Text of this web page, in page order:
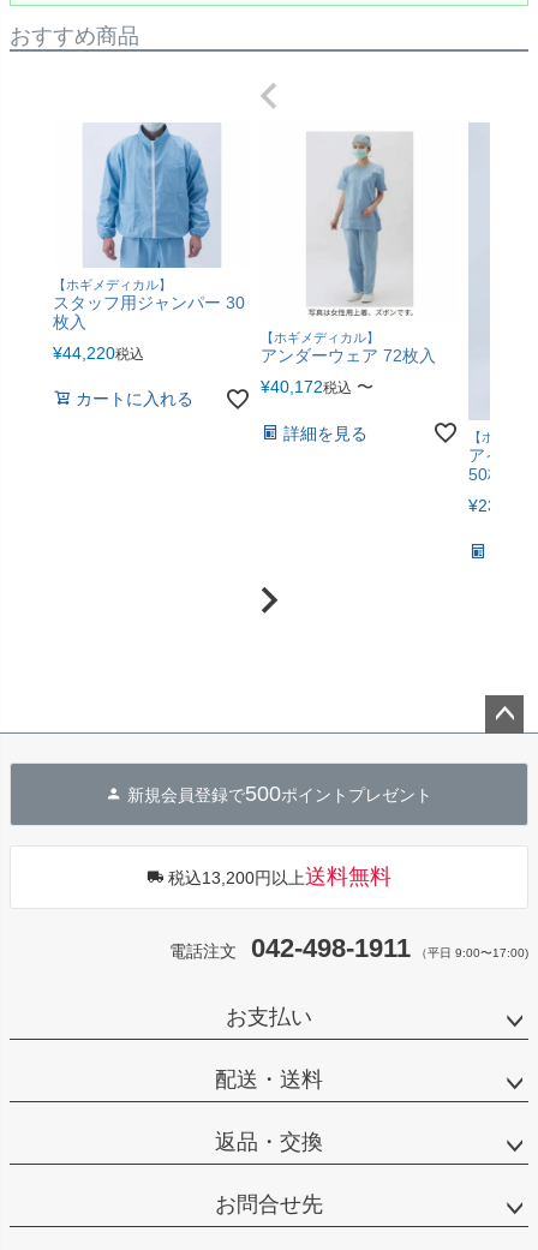
おすすめ商品
【ホギメディカル】
スタッフ用ジャンパー 30
枚入
¥44,220税込
カートに入れる
【ホギメディカル】
アンダーウェア 72枚入
¥40,172税込 〜
詳細を見る 【ホギメ
アイソ
50枚入
¥23,100
へ
新規会員登録で500ポイントプレゼント
税込13,200円以上送料無料
電話注文 042-498-1911 （平日 9:00〜17:00)
お支払い
配送・送料
返品・交換
お問合せ先